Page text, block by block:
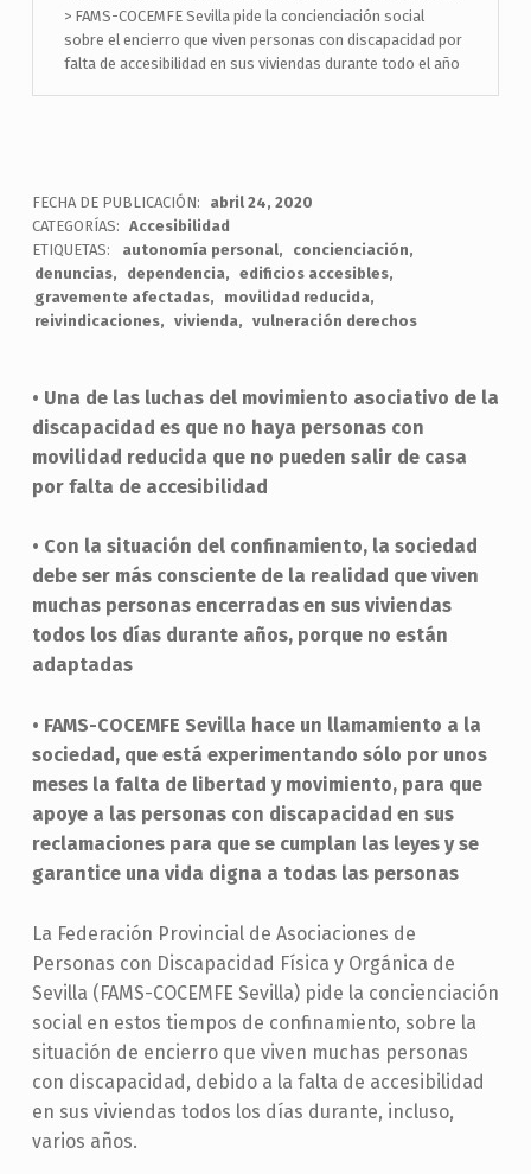
> FAMS-COCEMFE Sevilla pide la concienciación social
sobre el encierro que viven personas con discapacidad por
falta de accesibilidad en sus viviendas durante todo el año
FECHA DE PUBLICACIÓN:
abril 24, 2020
CATEGORÍAS: Accesibilidad
ETIQUETAS:
autonomía personal
concienciación
denuncias
dependencia
edificios accesibles
gravemente afectadas
movilidad reducida
reivindicaciones
vivienda vulneración derechos
• Una de las luchas del movimiento asociativo de la
discapacidad es que no haya personas con
movilidad reducida que no pueden salir de casa
por falta de accesibilidad
• Con la situación del confinamiento, la sociedad
debe ser más consciente de la realidad que viven
muchas personas encerradas en sus viviendas
todos los días durante años, porque no están
adaptadas
• FAMS-COCEMFE Sevilla hace un llamamiento a la
sociedad, que está experimentando sólo por unos
meses la falta de libertad y movimiento, para que
apoye a las personas con discapacidad en sus
reclamaciones para que se cumplan las leyes y se
garantice una vida digna a todas las personas
La Federación Provincial de Asociaciones de
Personas con Discapacidad Física y Orgánica de
Sevilla (FAMS-COCEMFE Sevilla) pide la concienciación
social en estos tiempos de confinamiento, sobre la
situación de encierro que viven muchas personas
con discapacidad, debido a la falta de accesibilidad
en sus viviendas todos los días durante, incluso,
varios años.